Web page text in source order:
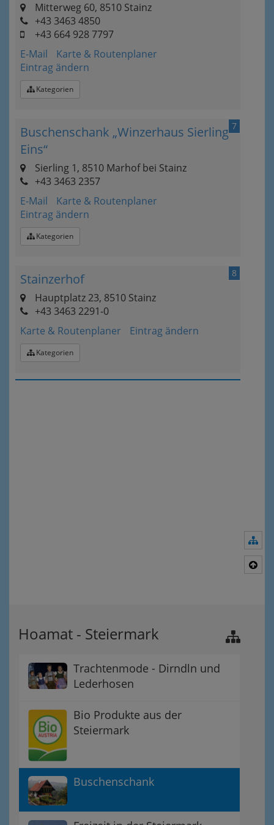
Mitterweg 60, 8510 Stainz
+43 3463 4850
+43 664 928 7797
E-Mail
Karte & Routenplaner
Eintrag ändern
Kategorien
7
Buschenschank „Winzerhaus Sierling
Eins“
Sierling 1, 8510 Marhof bei Stainz
+43 3463 2357
E-Mail
Karte & Routenplaner
Eintrag ändern
Kategorien
8
Stainzerhof
Hauptplatz 23, 8510 Stainz
+43 3463 2291-0
Karte & Routenplaner
Eintrag ändern
Kategorien
Hoamat - Steiermark
Trachtenmode - Dirndln und
Lederhosen
Bio Produkte aus der
Steiermark
Buschenschank